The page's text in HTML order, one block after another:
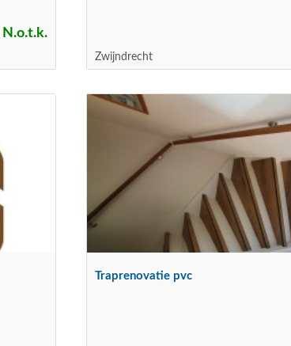
N.o.t.k.
Zwijndrecht
Traprenovatie pvc